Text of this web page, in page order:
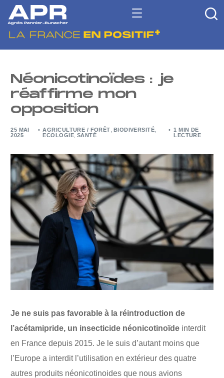
Néonicotinoïdes : je
réaffirme mon
opposition
25 MAI
2025
AGRICULTURE / FORÊT BIODIVERSITÉ
ECOLOGIE, SANTÉ
1 MIN DE
LECTURE
Je ne suis pas favorable à la réintroduction de
l’acétamipride, un insecticide néonicotinoïde interdit
en France depuis 2015. Je le suis d’autant moins que
l’Europe a interdit l’utilisation en extérieur des quatre
autres produits néonicotinoides que nous avions